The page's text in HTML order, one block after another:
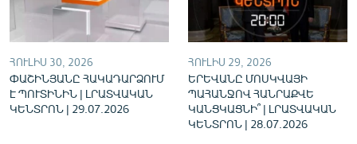
Русский
ՀԵՏԵՎԵՔ ՄԵԶ
ՀՈՒԼԻՍ 30, 2026
ՓԱՇԻՆՅԱՆԸ ՀԱԿԱԴԱՐՁՈՒՄ
Է ՊՈՒՏԻՆԻՆ | ԼՐԱՏՎԱԿԱՆ
ԿԵՆՏՐՈՆ | 29.07.2026
ՀՈՒԼԻՍ 29, 2026
ԵՐԵՎԱՆԸ ՄՈՍԿՎԱՅԻ
ՊԱՀԱՆՋՈՎ ՀԱՆՐԱՔՎԵ
ԿԱՆՑԿԱՑՆԻ՞ | ԼՐԱՏՎԱԿԱՆ
ԿԵՆՏՐՈՆ | 28.07.2026